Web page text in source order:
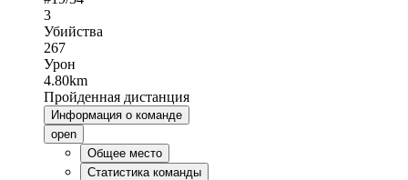
3
Убийства
267
Урон
4.80km
Пройденная дистанция
Информация о команде
open
Общее место
Статистика команды